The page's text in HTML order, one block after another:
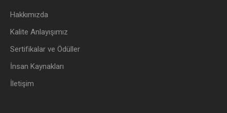
Hakkımızda
Kalite Anlayışımız
Sertifikalar ve Ödüller
İnsan Kaynakları
İletişim